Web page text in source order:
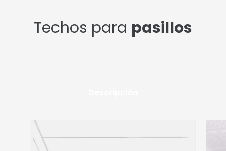
Techos para pasillos